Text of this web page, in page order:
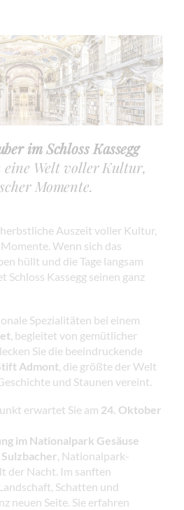
im Schloss Kassegg
eine Welt voller Kultur,
Momente.
herbstliche Auszeit voller Kultur,
Wenn sich das
hüllt und die Tage langsam
Schloss Kassegg seinen ganz
Spezialitäten bei einem
, begleitet von gemütlicher
Sie die beeindruckende
Admont, die größte der Welt
und Staunen vereint.
erwartet Sie am 24. Oktober
im Nationalpark Gesäuse
Sulzbacher, Nationalpark-
der Nacht. Im sanften
Schatten und
neuen Seite. Sie erfahren